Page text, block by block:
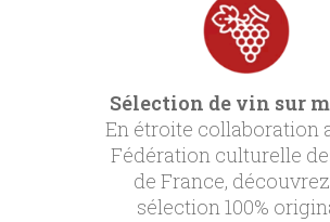
Sélection de vin sur
En étroite collaboration
Fédération culturelle
de France,
sélection 100%